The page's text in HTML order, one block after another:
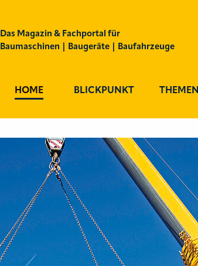
Das Magazin & Fachportal für
Baumaschinen | Baugeräte | Baufahrzeuge
HOME BLICKPUNKT THEMEN